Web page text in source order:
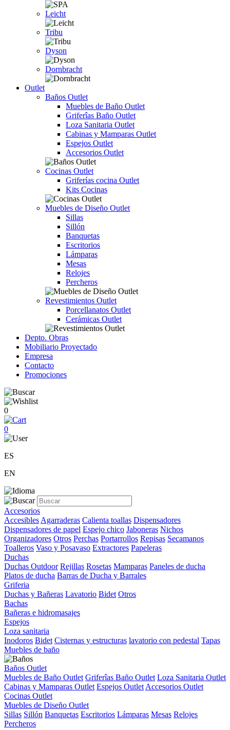
Leicht
Tribu
Dyson
Dornbracht
Outlet
Baños Outlet
Muebles de Baño Outlet
Griferîas Baño Outlet
Loza Sanitaria Outlet
Cabinas y Mamparas Outlet
Espejos Outlet
Accesorios Outlet
Cocinas Outlet
Griferías cocina Outlet
Kits Cocinas
Muebles de Diseño Outlet
Sillas
Sillón
Banquetas
Escritorios
Lámparas
Mesas
Relojes
Percheros
Revestimientos Outlet
Porcellanatos Outlet
Cerámicas Outlet
Depto. Obras
Mobiliario Proyectado
Empresa
Contacto
Promociones
0
0
ES
EN
Accesorios
Accesibles Agarraderas Calienta toallas Dispensadores
Dispensadores de papel Espejo chico Jaboneras Nichos
Organizadores Otros Perchas Portarrollos Repisas Secamanos
Toalleros Vaso y Posavaso Extractores Papeleras
Duchas
Duchas Outdoor Rejillas Rosetas Mamparas Paneles de ducha
Platos de ducha Barras de Ducha y Barrales
Griferia
Duchas y Bañeras Lavatorio Bidet Otros
Bachas
Bañeras e hidromasajes
Espejos
Loza sanitaria
Inodoros Bidet Cisternas y estructuras lavatorio con pedestal Tapas
Muebles de baño
Baños Outlet
Muebles de Baño Outlet Griferîas Baño Outlet Loza Sanitaria Outlet
Cabinas y Mamparas Outlet Espejos Outlet Accesorios Outlet
Cocinas Outlet
Muebles de Diseño Outlet
Sillas Sillón Banquetas Escritorios Lámparas Mesas Relojes
Percheros